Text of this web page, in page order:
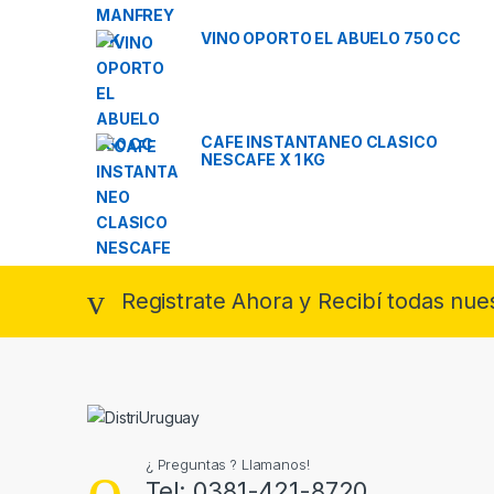
VINO OPORTO EL ABUELO 750 CC
CAFE INSTANTANEO CLASICO
NESCAFE X 1 KG
Registrate Ahora y Recibí todas
¿ Preguntas ? Llamanos!